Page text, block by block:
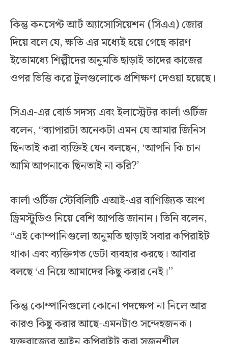
কিন্তু কনসেপ্ট আর্ট অ্যাসোসিয়েশন (সিএএ) জোর
দিয়ে বলে যে, ক্ষতি এর মধ্যেই হয়ে গেছে কারণ
ইতোমধ্যে শিল্পীদের অনুমতি ছাড়াই তাদের কাজের
ওপর ভিত্তি করে টুলগুলোকে প্রশিক্ষণ দেওয়া হয়েছে।
সিএএ-এর বোর্ড সদস্য এবং ইলাস্ট্রেটর কার্লা ওর্টিজ
বলেন, “ব্যাপারটা অনেকটা এমন যে আমার জিনিস
ছিনতাই করা ব্যক্তিই যেন বলছেন, ‘আপনি কি চান
আমি আপনাকে ছিনতাই না করি?’
কার্লা ওর্টিজ স্টেবিলিটি এআই-এর বাণিজ্যিক অংশ
ড্রিমস্টুডিও নিয়ে বেশি আপত্তি জানান। তিনি বলেন,
“এই কোম্পানিগুলো অনুমতি ছাড়াই সবার কপিরাইট
থাকা এবং ব্যক্তিগত ডেটা ব্যবহার করছে। আবার
বলছে ‘এ নিয়ে আমাদের কিছু করার নেই।”
কিন্তু কোম্পানিগুলো কোনো পদক্ষেপ না নিলে আর
কারও কিছু করার আছে-এমনটাও সন্দেহজনক।